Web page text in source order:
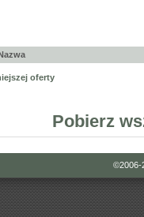
oferty
Pobierz
©2006-